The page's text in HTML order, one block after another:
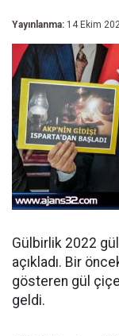
Yayınlanma: 14 Ekim
Gülbirlik 2022
açıkladı. Bir
gösteren gül
geldi.